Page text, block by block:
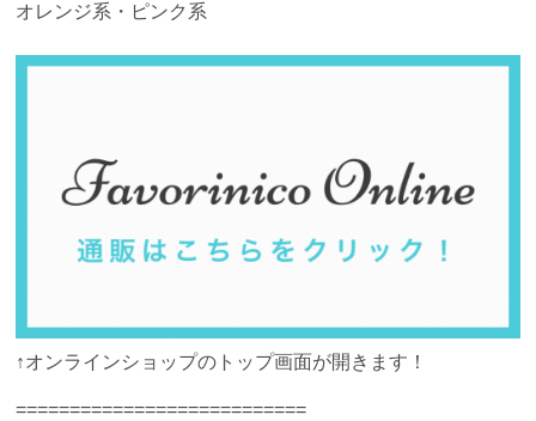
オレンジ系・ピンク系
↑オンラインショップのトップ画面が開きます！
===========================